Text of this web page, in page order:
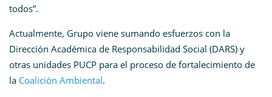
todos”.
Actualmente, Grupo viene sumando esfuerzos con la
Dirección Académica de Responsabilidad Social (DARS) y
otras unidades PUCP para el proceso de fortalecimiento de
la Coalición Ambiental.